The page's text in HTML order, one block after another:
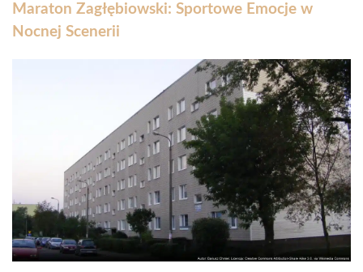
Maraton Zagłębiowski: Sportowe Emocje w
Nocnej Scenerii